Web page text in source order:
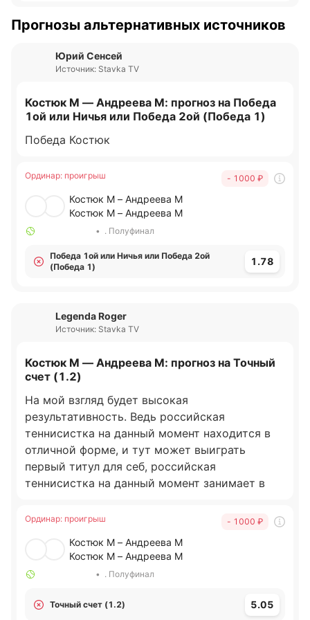
Прогнозы альтернативных источников
Юрий Сенсей
Источник: Stavka TV
Костюк М — Андреева М: прогноз на Победа
1ой или Ничья или Победа 2ой (Победа 1)
Победа Костюк
Ординар: проигрыш - 1000 ₽
Костюк М – Андреева М
Костюк М – Андреева М
• . Полуфинал
Победа 1ой или Ничья или Победа 2ой
(Победа 1)
1.78
Legenda Roger
Источник: Stavka TV
Костюк М — Андреева М: прогноз на Точный
счет (1.2)
На мой взгляд будет высокая
результативность. Ведь российская
теннисистка на данный момент находится в
отличной форме, и тут может выиграть
первый титул для себ, российская
теннисистка на данный момент занимает в
грунтовом покрытии 95 матчей, выиграв при
российская теннисистка обыграла 2:0 даже
Кырстю. В личных встречах на данный момент
доминирует над 2:0 Костюк, в прошлой
личной встрече обыграла свою соперницу на
турнире в Мадрид 2:0. Также можно взять
Ординар: проигрыш - 1000 ₽
Костюк М – Андреева М
Костюк М – Андреева М
• . Полуфинал
Точный счет (1.2) 5.05